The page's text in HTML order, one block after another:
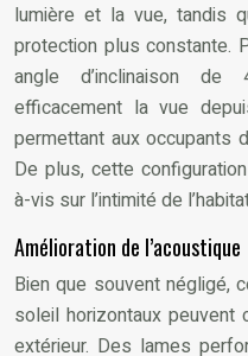
lumière et la vue, tandis
protection plus constante.
angle d’inclinaison
efficacement la vue
permettant aux occupants
De plus, cette
à-vis sur l’intimité de
Amélioration de l’acoustique
Bien que souvent négligé,
soleil horizontaux peuvent
extérieur. Des lames